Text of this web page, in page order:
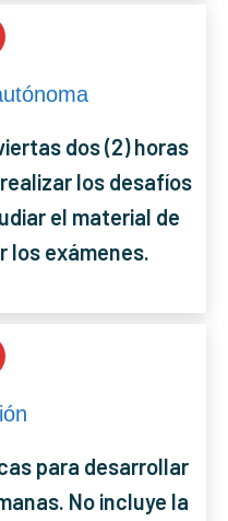
dos (2) horas
los desafíos
el material de
los exámenes.
para desarrollar
No incluye la